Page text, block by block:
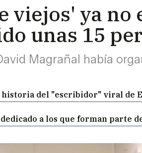
viejos' ya no
unas 15
Magrañal había
historia del "escribidor" viral de
a los que forman parte